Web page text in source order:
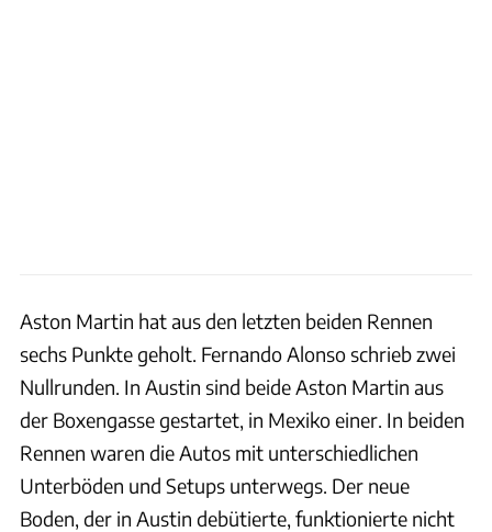
Aston Martin hat aus den letzten beiden Rennen
sechs Punkte geholt. Fernando Alonso schrieb zwei
Nullrunden. In Austin sind beide Aston Martin aus
der Boxengasse gestartet, in Mexiko einer. In beiden
Rennen waren die Autos mit unterschiedlichen
Unterböden und Setups unterwegs. Der neue
Boden, der in Austin debütierte, funktionierte nicht